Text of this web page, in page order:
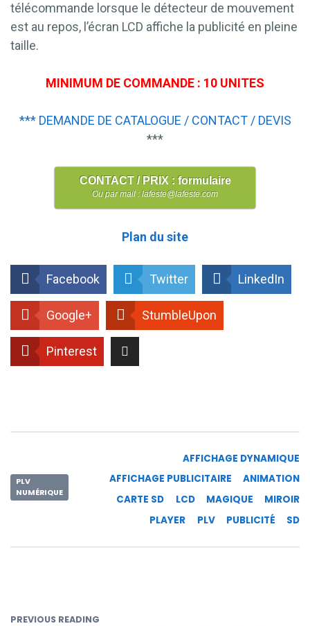
télécommande lorsque le détecteur de mouvement
est au repos, l’écran LCD affiche la publicité en pleine
taille.
MINIMUM DE COMMANDE : 10 UNITES
*** DEMANDE DE CATALOGUE / CONTACT / DEVIS
***
CONTACT / PRIX : formulaire
Ou par mail : lafeste@lafeste.com
Plan du site
Facebook Twitter LinkedIn
Google+ StumbleUpon
Pinterest
PLV
NUMÉRIQUE
AFFICHAGE DYNAMIQUE
AFFICHAGE PUBLICITAIRE
ANIMATION
CARTE SD
LCD MAGIQUE
MIROIR
PLAYER
PLV PUBLICITÉ SD
PREVIOUS READING